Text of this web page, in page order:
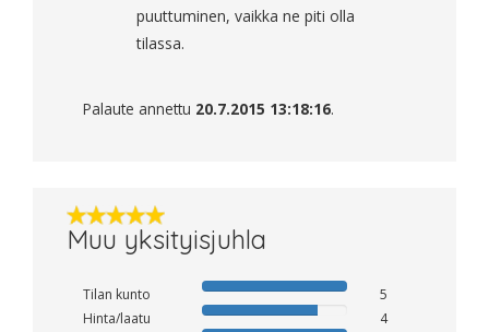
puuttuminen, vaikka ne piti olla
tilassa.
Palaute annettu 20.7.2015 13:18:16.
Muu yksityisjuhla
Tilan kunto
5
Hinta/laatu
4